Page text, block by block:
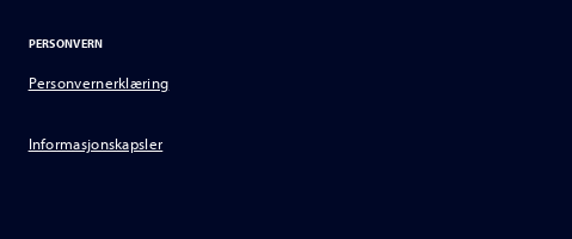
PERSONVERN
Personvernerklæring
Informasjonskapsler